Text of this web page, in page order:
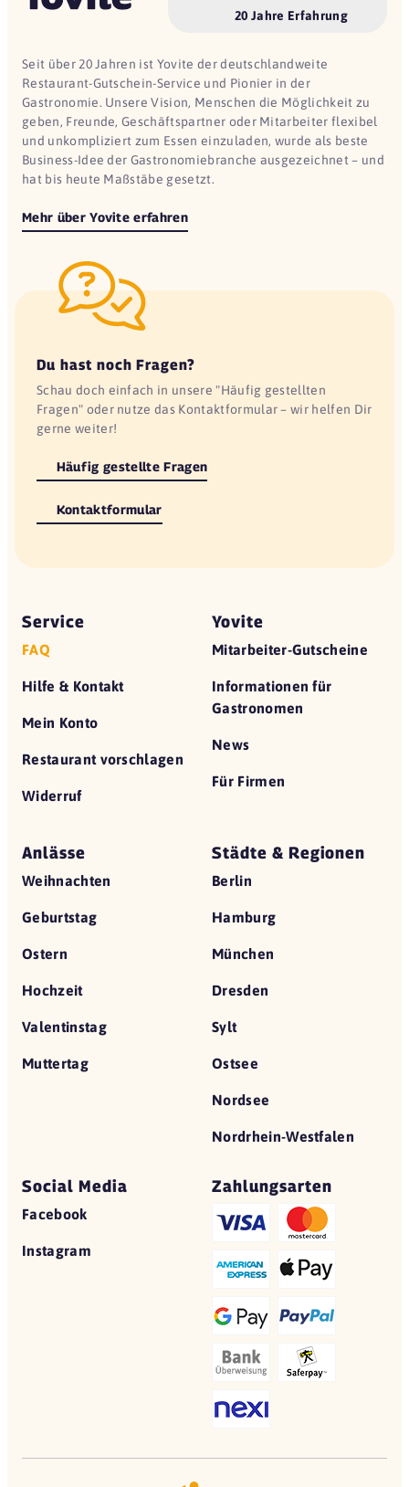
20 Jahre Erfahrung
Seit über 20 Jahren ist Yovite der deutschlandweite
Restaurant-Gutschein-Service und Pionier in der
Gastronomie. Unsere Vision, Menschen die Möglichkeit zu
geben, Freunde, Geschäftspartner oder Mitarbeiter flexibel
und unkompliziert zum Essen einzuladen, wurde als beste
Business-Idee der Gastronomiebranche ausgezeichnet – und
hat bis heute Maßstäbe gesetzt.
Mehr über Yovite erfahren
Du hast noch Fragen?
Schau doch einfach in unsere "Häufig gestellten
Fragen" oder nutze das Kontaktformular – wir helfen Dir
gerne weiter!
Häufig gestellte Fragen
Kontaktformular
Service
FAQ
Hilfe & Kontakt
Mein Konto
Restaurant vorschlagen
Widerruf
Yovite
Mitarbeiter-Gutscheine
Informationen für
Gastronomen
News
Für Firmen
Anlässe
Weihnachten
Geburtstag
Ostern
Hochzeit
Valentinstag
Muttertag
Städte & Regionen
Berlin
Hamburg
München
Dresden
Sylt
Ostsee
Nordsee
Nordrhein-Westfalen
Social Media
Facebook
Instagram
Zahlungsarten